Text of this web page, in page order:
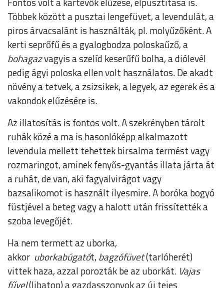
Többek között a pusztai lengefüvet, a levendulát, a
piros árvacsalánt is használták, pl. molyűzőként. A
kerti seprőfű és a gyalogbodza poloskaűző, a
bohagazvagyis a szelíd keserűfű bolha, a diólevél
pedig ágyi poloska ellen volt használatos. De akadt
növény a tetvek, a zsizsikek, a legyek, az egerek és a
vakondok elűzésére is.
Az illatosítás is fontos volt. A szekrényben tárolt
ruhák közé a ma is hasonlóképp alkalmazott
levendula mellett tehettek birsalma termést vagy
rozmaringot, aminek fenyős-gyantás illata járta át
a ruhát, de van, aki fagyalvirágot vagy
bazsalikomot is használt ilyesmire. A boróka bogyó
füstjével a beteg vagy a halott után frissítették a
szoba levegőjét.
Ha nem termett az uborka,
akkor uborkabúgatót, bagzófüvet(tarlóherét)
vittek haza, azzal porozták be az uborkát. Vajas
fűvel(libatop) a gazdasszonyok az új tejes